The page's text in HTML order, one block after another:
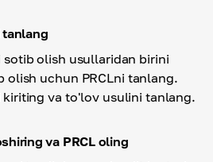
olish usullaridan birini
olish uchun PRCLni tanlang.
kiriting va to'lov usulini tanlang.
va PRCL oling